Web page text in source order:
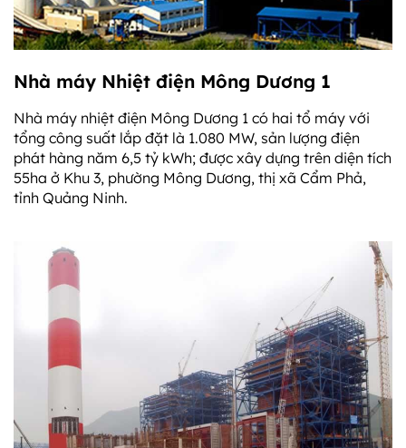
Nhà máy Nhiệt điện Mông Dương 1
Nhà máy nhiệt điện Mông Dương 1 có hai tổ máy với
tổng công suất lắp đặt là 1.080 MW, sản lượng điện
phát hàng năm 6,5 tỷ kWh; được xây dựng trên diện tích
55ha ở Khu 3, phường Mông Dương, thị xã Cẩm Phả,
tỉnh Quảng Ninh.